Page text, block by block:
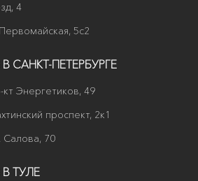
4
5с2
САНКТ-ПЕТЕРБУРГЕ
Энергетиков, 49
проспект, 2к1
Салова, 70
ТУЛЕ